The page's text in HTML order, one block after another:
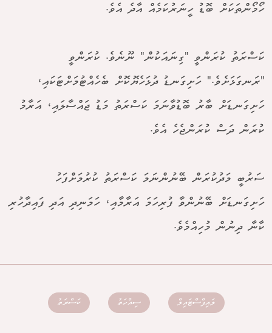
ހޯމޯންތަކަށް ބޮޑު ހީނަރުކަމެއް އާދެ އެވެ.
ކަސްރަތު ކުރަންވީ "ގިނައަކުން" ނޫނެވެ. ކުރަންވީ
"ރަނގަޅަށެވެ." ހަށިގަނޑު ދުޅަހެޔޮކޮށް ބެހެއްޓުމަށްޓަކައި،
ހަށިގަނޑަށް ބާރު ބޮޑުވާނަމަ ކަސްރަތު މަޑު ޖައްސާލައި، އަރާމު
ކުރަން ދަސް ކުރަންޖެހެ އެވެ.
ސަރުބީ މަދުކުރަން ބޭނުންނަމަ ކަސްރަތު ކުރުމަށްފަހު
ހަށިގަނޑަށް ބޭނުންވާ ފުރިހަމަ އަރާމާއި، ހަމަނިދި އަދި ފައިދާހުރި
ކާނާ ދިނުން މުހިއްމެވެ.
ލައިފްސްޓައިލް ސިއްހަތު ކަސްރަތު